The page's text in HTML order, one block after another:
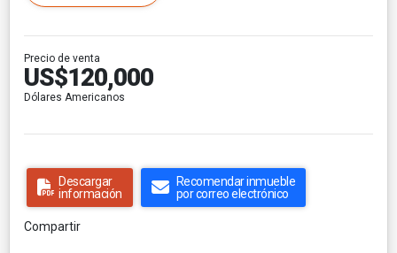
Precio de venta
US$120,000
Dólares Americanos
Descargar
información
Recomendar inmueble
por correo electrónico
Compartir